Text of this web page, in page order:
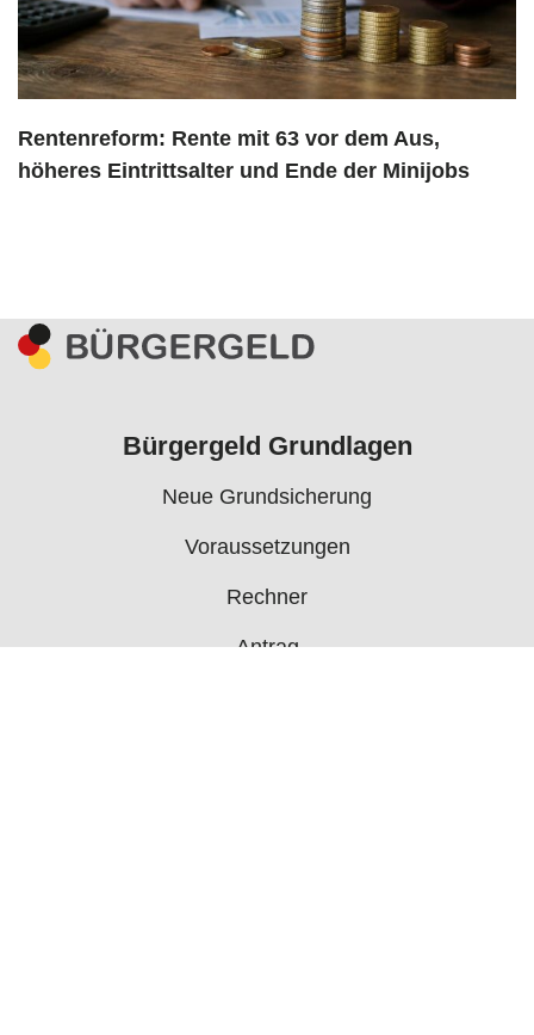
Rentenreform: Rente mit 63 vor dem Aus,
höheres Eintrittsalter und Ende der Minijobs
Bürgergeld Grundlagen
Neue Grundsicherung
Voraussetzungen
Rechner
Antrag